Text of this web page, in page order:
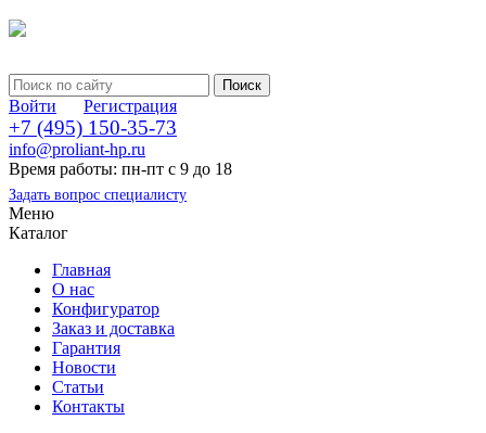
Войти Регистрация
+7 (495) 150-35-73
info@proliant-hp.ru
Время работы: пн-пт с 9 до 18
Задать вопрос специалисту
Меню
Каталог
Главная
О нас
Конфигуратор
Заказ и доставка
Гарантия
Новости
Статьи
Контакты